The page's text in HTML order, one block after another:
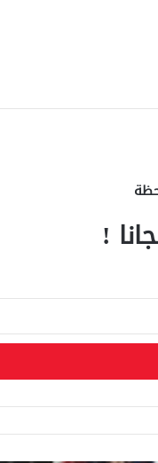
!